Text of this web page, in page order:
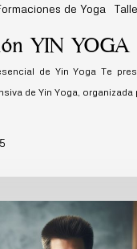
de Yoga
YIN YOGA
de Yin Yoga Te
de Yin Yoga, organizada